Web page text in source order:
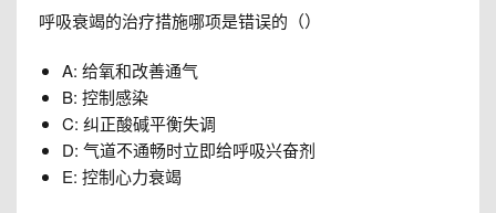
呼吸衰竭的治疗措施哪项是错误的（）
A: 给氧和改善通气
B: 控制感染
C: 纠正酸碱平衡失调
D: 气道不通畅时立即给呼吸兴奋剂
E: 控制心力衰竭